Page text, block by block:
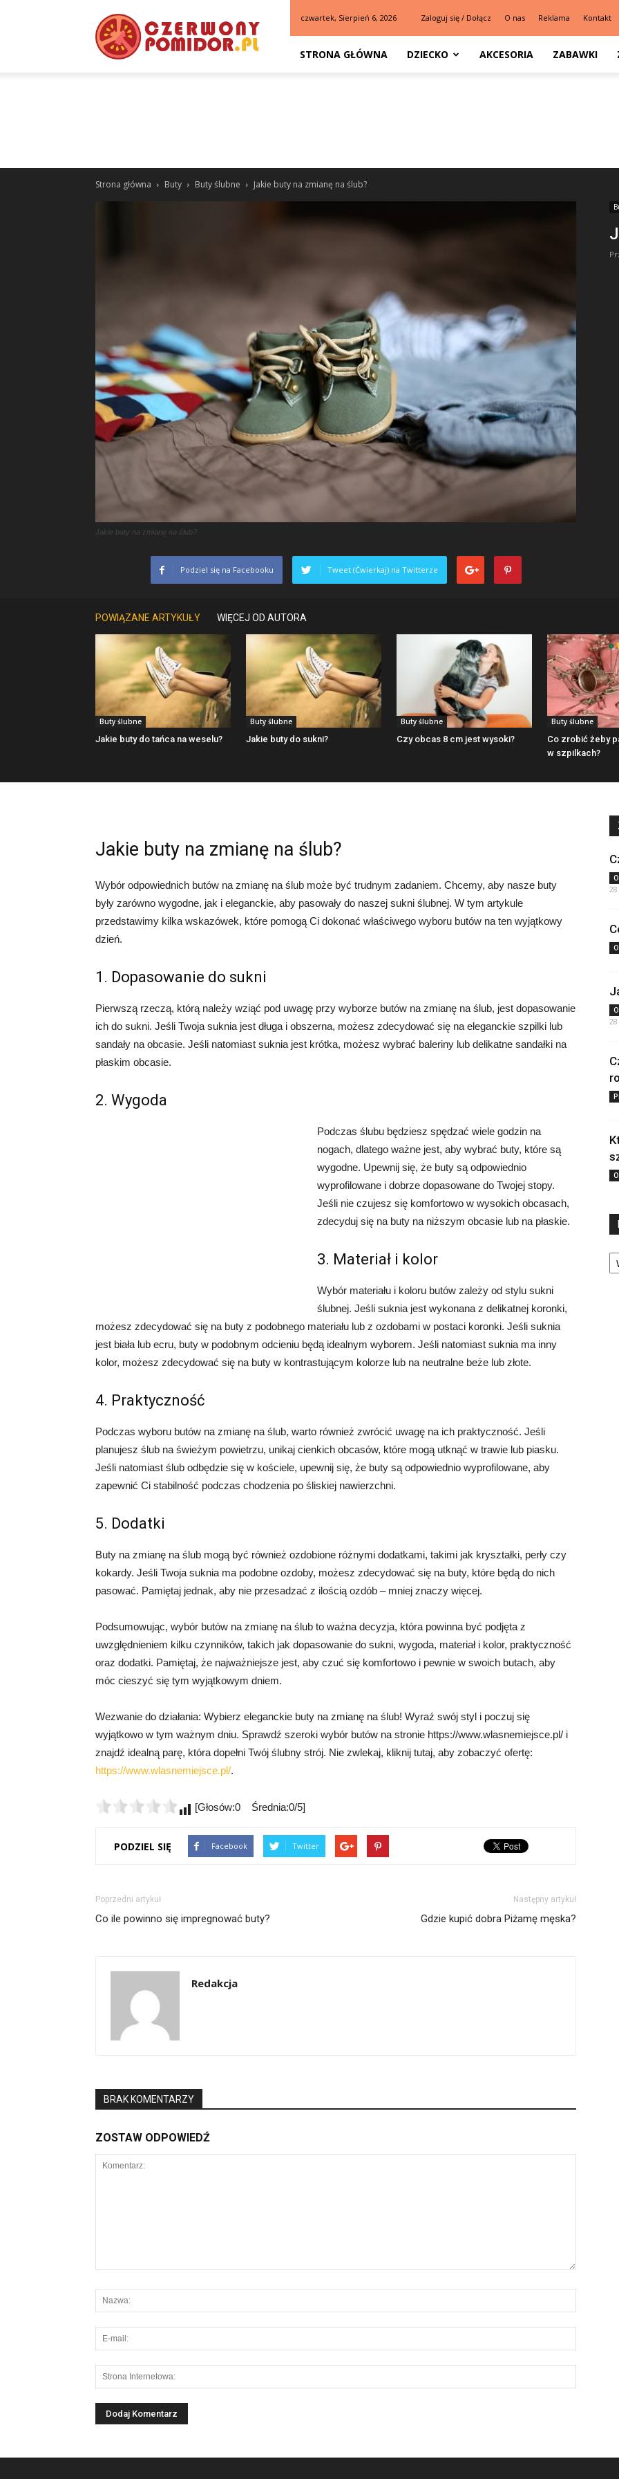
czwartek, Sierpień 6, 2026 Zaloguj się / Dołącz O nas Reklama Kontakt
STRONA GŁÓWNA DZIECKO AKCESORIA ZABAWKI
Strona główna Buty Buty ślubne Jakie buty na zmianę na ślub?
Jakie buty na zmianę na ślub?
Podziel się na Facebooku Tweet (Ćwierkaj) na Twitterze
POWIĄZANE ARTYKUŁY WIĘCEJ OD AUTORA
Buty ślubne
Jakie buty do tańca na weselu?
Buty ślubne
Jakie buty do sukni?
Buty ślubne
Czy obcas 8 cm jest wysoki?
Buty ślubne
Co zrobić żeby
w szpilkach?
Jakie buty na zmianę na ślub?
Wybór odpowiednich butów na zmianę na ślub może być trudnym zadaniem. Chcemy, aby nasze buty
były zarówno wygodne, jak i eleganckie, aby pasowały do naszej sukni ślubnej. W tym artykule
przedstawimy kilka wskazówek, które pomogą Ci dokonać właściwego wyboru butów na ten wyjątkowy
dzień.
1. Dopasowanie do sukni
Pierwszą rzeczą, którą należy wziąć pod uwagę przy wyborze butów na zmianę na ślub, jest dopasowanie
ich do sukni. Jeśli Twoja suknia jest długa i obszerna, możesz zdecydować się na eleganckie szpilki lub
sandały na obcasie. Jeśli natomiast suknia jest krótka, możesz wybrać baleriny lub delikatne sandałki na
płaskim obcasie.
2. Wygoda
Podczas ślubu będziesz spędzać wiele godzin na
nogach, dlatego ważne jest, aby wybrać buty, które są
wygodne. Upewnij się, że buty są odpowiednio
wyprofilowane i dobrze dopasowane do Twojej stopy.
Jeśli nie czujesz się komfortowo w wysokich obcasach,
zdecyduj się na buty na niższym obcasie lub na płaskie.
3. Materiał i kolor
Wybór materiału i koloru butów zależy od stylu sukni
ślubnej. Jeśli suknia jest wykonana z delikatnej koronki,
możesz zdecydować się na buty z podobnego materiału lub z ozdobami w postaci koronki. Jeśli suknia
jest biała lub ecru, buty w podobnym odcieniu będą idealnym wyborem. Jeśli natomiast suknia ma inny
kolor, możesz zdecydować się na buty w kontrastującym kolorze lub na neutralne beże lub złote.
4. Praktyczność
Podczas wyboru butów na zmianę na ślub, warto również zwrócić uwagę na ich praktyczność. Jeśli
planujesz ślub na świeżym powietrzu, unikaj cienkich obcasów, które mogą utknąć w trawie lub piasku.
Jeśli natomiast ślub odbędzie się w kościele, upewnij się, że buty są odpowiednio wyprofilowane, aby
zapewnić Ci stabilność podczas chodzenia po śliskiej nawierzchni.
5. Dodatki
Buty na zmianę na ślub mogą być również ozdobione różnymi dodatkami, takimi jak kryształki, perły czy
kokardy. Jeśli Twoja suknia ma podobne ozdoby, możesz zdecydować się na buty, które będą do nich
pasować. Pamiętaj jednak, aby nie przesadzać z ilością ozdób – mniej znaczy więcej.
Podsumowując, wybór butów na zmianę na ślub to ważna decyzja, która powinna być podjęta z
uwzględnieniem kilku czynników, takich jak dopasowanie do sukni, wygoda, materiał i kolor, praktyczność
oraz dodatki. Pamiętaj, że najważniejsze jest, aby czuć się komfortowo i pewnie w swoich butach, aby
móc cieszyć się tym wyjątkowym dniem.
Wezwanie do działania: Wybierz eleganckie buty na zmianę na ślub! Wyraź swój styl i poczuj się
wyjątkowo w tym ważnym dniu. Sprawdź szeroki wybór butów na stronie https://www.wlasnemiejsce.pl/ i
znajdź idealną parę, która dopełni Twój ślubny strój. Nie zwlekaj, kliknij tutaj, aby zobaczyć ofertę:
https://www.wlasnemiejsce.pl/.
[Głosów:0 Średnia:0/5]
PODZIEL SIĘ Facebook Twitter
Poprzedni artykuł
Co ile powinno się impregnować buty?
Następny artykuł
Gdzie kupić dobra Piżamę męska?
Redakcja
BRAK KOMENTARZY
ZOSTAW ODPOWIEDŹ